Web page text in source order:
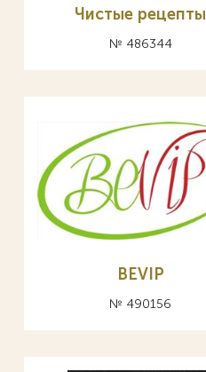
Чистые рецепты
№ 486344
BEVIP
№ 490156